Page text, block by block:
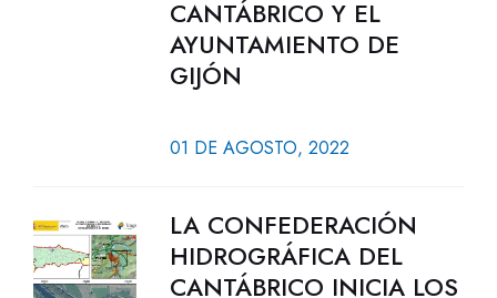
CANTÁBRICO Y EL
AYUNTAMIENTO DE
GIJÓN
01 DE AGOSTO, 2022
LA CONFEDERACIÓN
HIDROGRÁFICA DEL
CANTÁBRICO INICIA LOS